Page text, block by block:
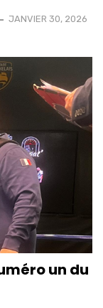
JANVIER 30, 2026
un du